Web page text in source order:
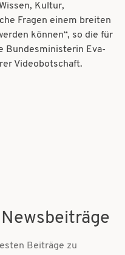
Kultur,
Fragen einem breiten
können“, so die für
Bundesministerin Eva-
Videobotschaft.
Beiträge zu